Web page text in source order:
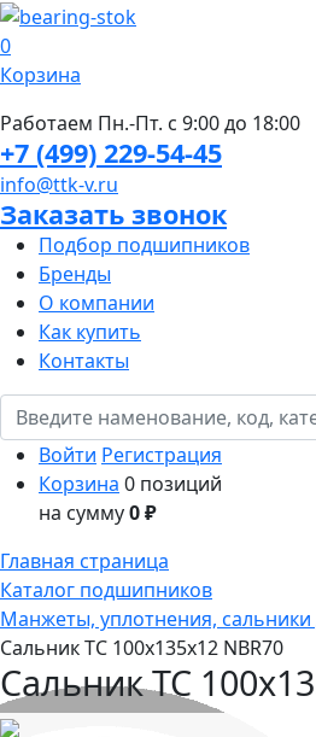
0
Корзина
Работаем Пн.-Пт. с 9:00 до 18:00
+7 (499) 229-54-45
info@ttk-v.ru
Заказать звонок
Подбор подшипников
Бренды
О компании
Как купить
Контакты
Войти Регистрация
Корзина 0 позиций
на сумму0 ₽
Главная страница
Каталог подшипников
Манжеты, уплотнения,
Сальник TC 100x135x12 NBR70
Сальник TC